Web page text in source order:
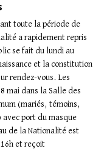
toute la période de
a rapidement repris
se fait du lundi au
et la constitution
rendez-vous. Les
mai dans la Salle des
(mariés, témoins,
port du masque
de la Nationalité est
et reçoit